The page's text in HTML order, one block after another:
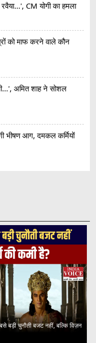
CM योगी का हमला
को माफ करने वाले कौन
अमित शाह ने सोशल
भीषण आग, दमकल कर्मियों
बड़ी चुनौती बजट नहीं, बल्कि विज़न